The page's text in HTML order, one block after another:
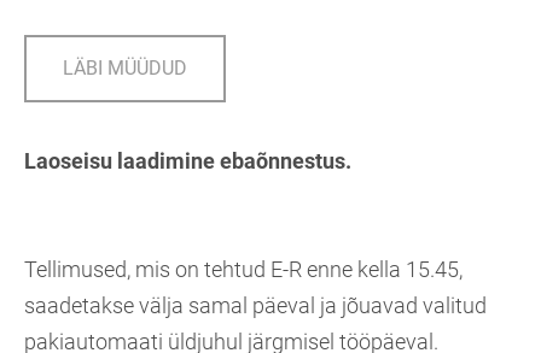
LÄBI MÜÜDUD
Laoseisu laadimine ebaõnnestus.
Tellimused, mis on tehtud E-R enne kella 15.45,
saadetakse välja samal päeval ja jõuavad valitud
pakiautomaati üldjuhul järgmisel tööpäeval.